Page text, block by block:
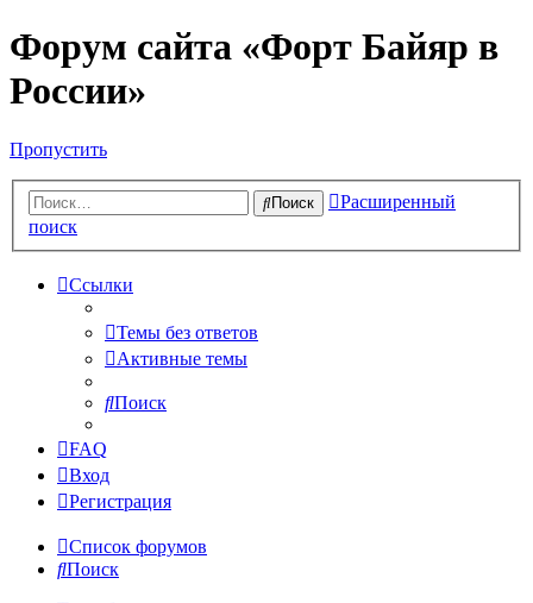
Форум сайта «Форт Байяр в
России»
Пропустить
Поиск
Расширенный
поиск
Ссылки
Темы без ответов
Активные темы
Поиск
FAQ
Вход
Регистрация
Список форумов
Поиск